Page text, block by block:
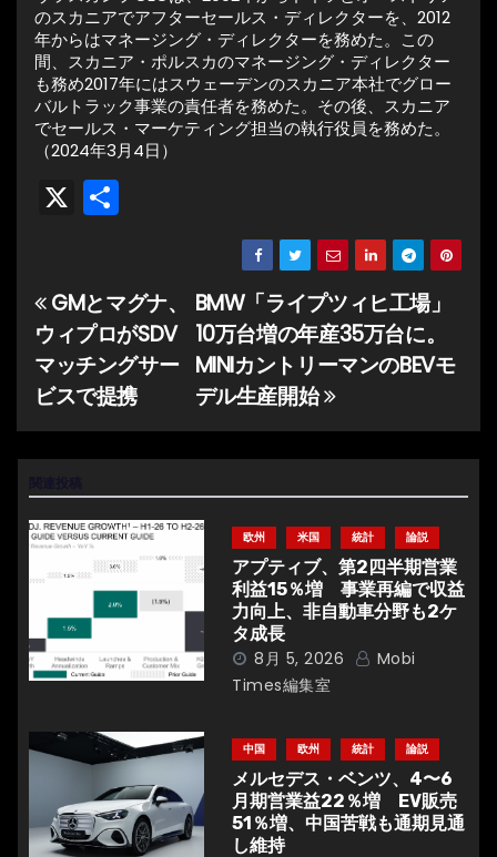
のスカニアでアフターセールス・ディレクターを、2012
年からはマネージング・ディレクターを務めた。この
間、スカニア・ポルスカのマネージング・ディレクター
も務め2017年にはスウェーデンのスカニア本社でグロー
バルトラック事業の責任者を務めた。その後、スカニア
でセールス・マーケティング担当の執行役員を務めた。
（2024年3月4日）
X
投
稿
ナ
ビ
ゲ
ー
シ
ョ
ン
BMW「ライプツィヒ工場」
10万台増の年産35万台に。
MINIカントリーマンのBEVモ
デル生産開始
GMとマグナ、
ウィプロがSDV
マッチングサー
ビスで提携
欧州 米国 統計 論説
アプティブ、第2四半期営業
利益15％増 事業再編で収益
力向上、非自動車分野も2ケ
タ成長
8月 5, 2026
Mobi
Times編集室
中国 欧州 統計 論説
メルセデス・ベンツ、4〜6
月期営業益22％増 EV販売
51％増、中国苦戦も通期見通
し維持